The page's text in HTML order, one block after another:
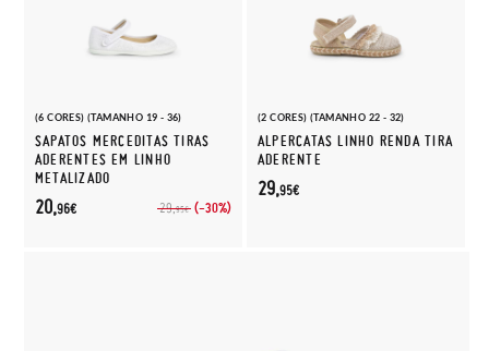
(6 CORES) (TAMANHO 19 - 36)
SAPATOS MERCEDITAS TIRAS
ADERENTES EM LINHO
METALIZADO
29,95€ (-30%)
20,96€
(2 CORES) (TAMANHO 22 - 32)
ALPERCATAS LINHO RENDA TIRA
ADERENTE
29,95€